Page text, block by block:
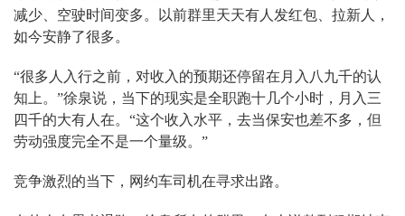
减少、空驶时间变多。以前群里天天有人发红包、拉新人，
如今安静了很多。
“很多人入行之前，对收入的预期还停留在月入八九千的认
知上。”徐泉说，当下的现实是全职跑十几个小时，月入三
四千的大有人在。“这个收入水平，去当保安也差不多，但
劳动强度完全不是一个量级。”
竞争激烈的当下，网约车司机在寻求出路。